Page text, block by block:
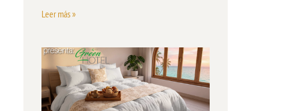
Leer más »